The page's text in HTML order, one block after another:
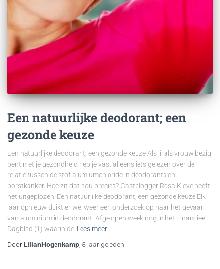
Een natuurlijke deodorant; een
gezonde keuze
Een natuurlijke deodorant; een gezonde keuze Als jij als vrouw bezig
bent met je gezondheid heb je vast al eens iets gelezen over de
relatie tussen de stof alumiumchloride in deodorants en
borstkanker. Hoe zit dat nou precies? Gastblogger Rosa Kleve heeft
het uitgeplozen. Een natuurlijke deodorant; een gezonde keuze Elk
jaar opnieuw duikt er wel weer een onderzoek op naar het gevaar
van aluminium in deodorant. Afgelopen week nog in het Financieel
Dagblad (1) waarin de Lees meer…
Door LilianHogenkamp 5 jaargeleden